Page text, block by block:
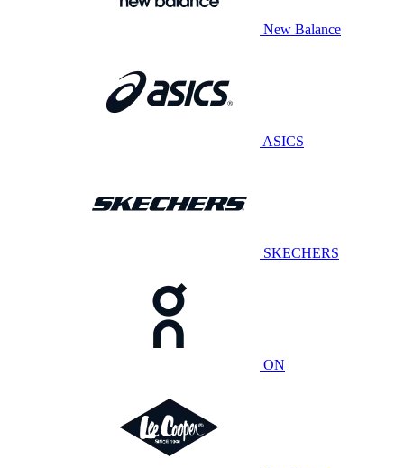
New Balance
ASICS
SKECHERS
ON